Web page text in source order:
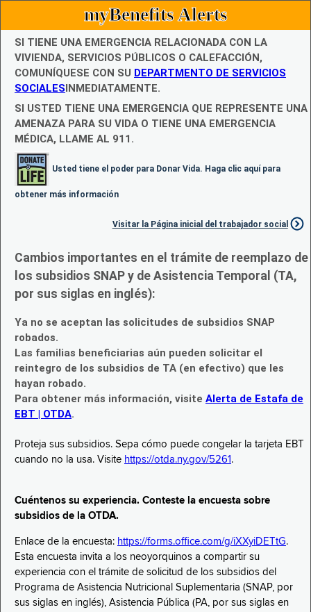
myBenefits Alerts
SI TIENE UNA EMERGENCIA RELACIONADA CON LA
VIVIENDA, SERVICIOS PÚBLICOS O CALEFACCIÓN,
COMUNÍQUESE CON SU DEPARTMENTO DE SERVICIOS
SOCIALESINMEDIATAMENTE.
SI USTED TIENE UNA EMERGENCIA QUE REPRESENTE UNA
AMENAZA PARA SU VIDA O TIENE UNA EMERGENCIA
MÉDICA, LLAME AL 911.
Usted tiene el poder para Donar Vida. Haga clic aquí para
obtener más información
Visitar la Página inicial del trabajador social
Cambios importantes en el trámite de reemplazo de
los subsidios SNAP y de Asistencia Temporal (TA,
por sus siglas en inglés):
Ya no se aceptan las solicitudes de subsidios SNAP
robados.
Las familias beneficiarias aún pueden solicitar el
reintegro de los subsidios de TA (en efectivo) que les
hayan robado.
Para obtener más información, visite Alerta de Estafa de
EBT | OTDA.
Proteja sus subsidios. Sepa cómo puede congelar la tarjeta EBT
cuando no la usa. Visite https://otda.ny.gov/5261 .
Cuéntenos su experiencia. Conteste la encuesta sobre
subsidios de la OTDA.
Enlace de la encuesta: https://forms.office.com/g/iXXyiDETtG.
Esta encuesta invita a los neoyorquinos a compartir su
experiencia con el trámite de solicitud de los subsidios del
Programa de Asistencia Nutricional Suplementaria (SNAP, por
sus siglas en inglés), Asistencia Pública (PA, por sus siglas en